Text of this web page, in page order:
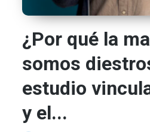
¿Por qué la
somos
estudio
y el...